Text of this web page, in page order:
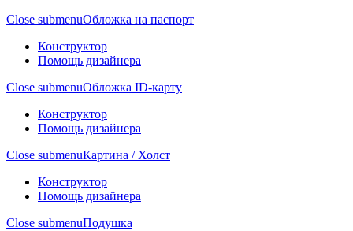
Close submenuОбложка на паспорт
Конструктор
Помощь дизайнера
Close submenuОбложка ID-карту
Конструктор
Помощь дизайнера
Close submenuКартина / Холст
Конструктор
Помощь дизайнера
Close submenuПодушка